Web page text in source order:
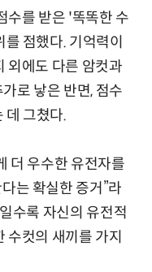
수를 받은 '똑똑한 수
점했다. 기억력이
외에도 다른 암컷과
로 낳은 반면, 점수
데 그쳤다.
더 우수한 유전자를
는 확실한 증거”라
수록 자신의 유전적
수컷의 새끼를 가지